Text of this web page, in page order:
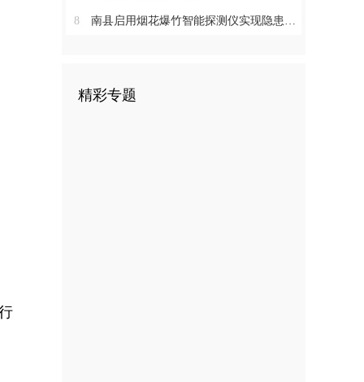
8 南县启用烟花爆竹智能探测仪实现隐患早发现 快定位 闭环式整治
精彩专题